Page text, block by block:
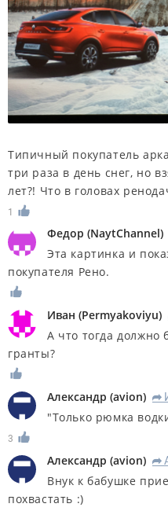
Типичный покупатель
три раза в день снег, но
лет?! Что в головах
1
Федор (NaytChannel)
Эта картинка и
покупателя Рено.
Иван (Permyakoviyu)
А что тогда должно
гранты?
Александр (avion) R
"Только рюмка
3
Александр (avion) R
Внук к бабушке
похвастать :)